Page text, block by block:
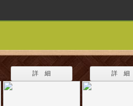
詳 細 詳 細